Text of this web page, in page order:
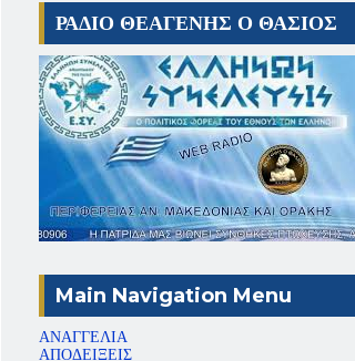
ΡΑΔΙΟ ΘΕΑΓΕΝΗΣ Ο ΘΑΣΙΟΣ
Main Navigation Menu
ΑΝΑΓΓΕΛΙΑ
ΑΠΟΔΕΙΞΕΙΣ